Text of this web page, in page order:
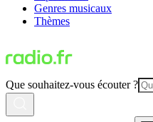
Genres musicaux
Thèmes
Que souhaitez-vous écouter ?